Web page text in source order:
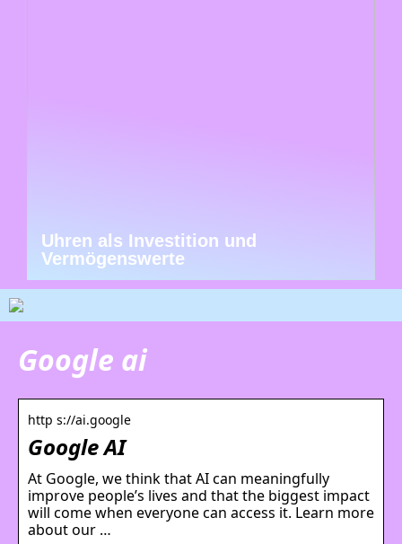
Uhren als Investition und
Vermögenswerte
Google ai
http s://ai.google
Google AI
At Google, we think that AI can meaningfully
improve people’s lives and that the biggest impact
will come when everyone can access it. Learn more
about our …